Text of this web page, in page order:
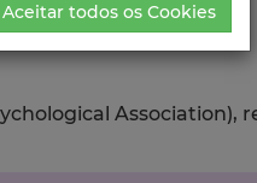
Association),
Aceitar todos os Cookies